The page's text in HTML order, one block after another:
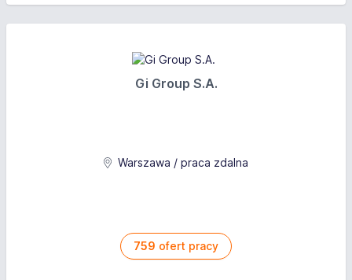
Gi Group S.A.
Warszawa / praca zdalna
759 ofert pracy